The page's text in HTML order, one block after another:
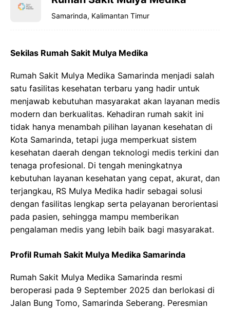
Samarinda, Kalimantan Timur
Sekilas Rumah Sakit Mulya Medika
Rumah Sakit Mulya Medika Samarinda menjadi salah
satu fasilitas kesehatan terbaru yang hadir untuk
menjawab kebutuhan masyarakat akan layanan medis
modern dan berkualitas. Kehadiran rumah sakit ini
tidak hanya menambah pilihan layanan kesehatan di
Kota Samarinda, tetapi juga memperkuat sistem
kesehatan daerah dengan teknologi medis terkini dan
tenaga profesional. Di tengah meningkatnya
kebutuhan layanan kesehatan yang cepat, akurat, dan
terjangkau, RS Mulya Medika hadir sebagai solusi
dengan fasilitas lengkap serta pelayanan berorientasi
pada pasien, sehingga mampu memberikan
pengalaman medis yang lebih baik bagi masyarakat.
Profil Rumah Sakit Mulya Medika Samarinda
Rumah Sakit Mulya Medika Samarinda resmi
beroperasi pada 9 September 2025 dan berlokasi di
Jalan Bung Tomo, Samarinda Seberang. Peresmian